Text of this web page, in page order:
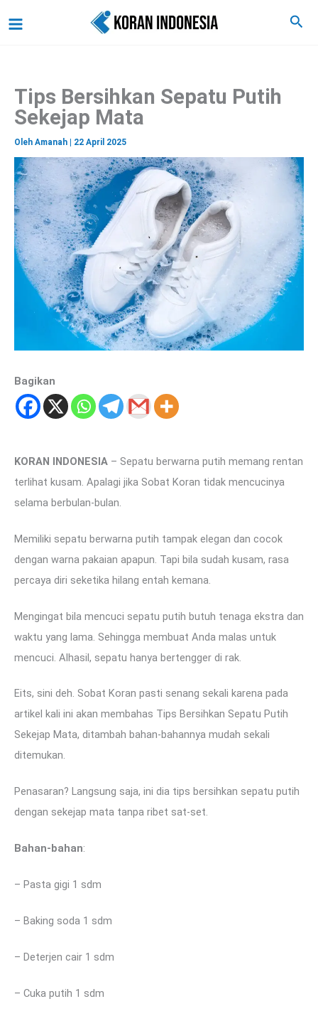
ke
Cari
Tips Bersihkan Sepatu Putih
Sekejap Mata
Oleh Amanah 22 April 2025
Bagikan
KORAN INDONESIA – Sepatu berwarna putih memang rentan
terlihat kusam. Apalagi jika Sobat Koran tidak mencucinya
selama berbulan-bulan.
Memiliki sepatu berwarna putih tampak elegan dan cocok
dengan warna pakaian apapun. Tapi bila sudah kusam, rasa
percaya diri seketika hilang entah kemana.
Mengingat bila mencuci sepatu putih butuh tenaga ekstra dan
waktu yang lama. Sehingga membuat Anda malas untuk
mencuci. Alhasil, sepatu hanya bertengger di rak.
Eits, sini deh. Sobat Koran pasti senang sekali karena pada
artikel kali ini akan membahas Tips Bersihkan Sepatu Putih
Sekejap Mata, ditambah bahan-bahannya mudah sekali
ditemukan.
Penasaran? Langsung saja, ini dia tips bersihkan sepatu putih
dengan sekejap mata tanpa ribet sat-set.
Bahan-bahan:
– Pasta gigi 1 sdm
– Baking soda 1 sdm
– Deterjen cair 1 sdm
– Cuka putih 1 sdm
a